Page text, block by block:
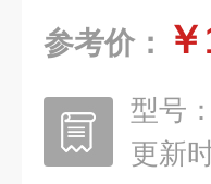
参考价：
型号：
更新